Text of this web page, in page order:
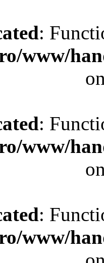
:
www/
:
www/
:
www/